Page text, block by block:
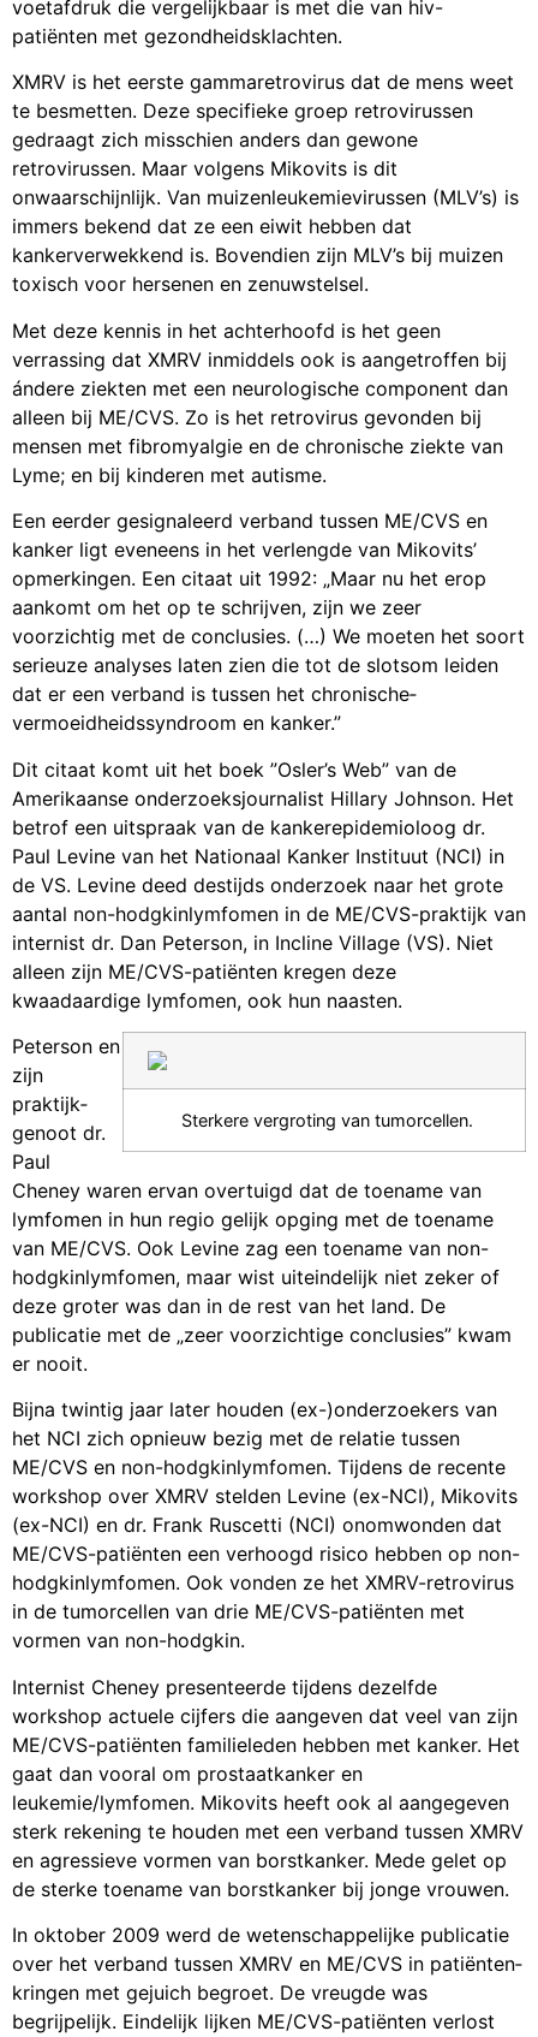
voetafdruk die vergelijkbaar is met die van hiv-
patiënten met gezondheidsklachten.
XMRV is het eerste gamma­retrovirus dat de mens weet
te besmetten. Deze specifieke groep retrovirussen
gedraagt zich misschien anders dan gewone
retrovirussen. Maar volgens Mikovits is dit
onwaarschijnlijk. Van muizenleukemie­virussen (MLV’s) is
immers bekend dat ze een eiwit hebben dat
kankerverwekkend is. Bovendien zijn MLV’s bij muizen
toxisch voor hersenen en zenuwstelsel.
Met deze kennis in het achterhoofd is het geen
verrassing dat XMRV inmiddels ook is aan­getroffen bij
ándere ziekten met een neurologische component dan
alleen bij ME/CVS. Zo is het retrovirus gevonden bij
mensen met fibromyalgie en de chronische ziekte van
Lyme; en bij kinderen met autisme.
Een eerder gesignaleerd verband tussen ME/CVS en
kanker ligt eveneens in het verlengde van Mikovits’
opmerkingen. Een citaat uit 1992: „Maar nu het erop
aankomt om het op te schrijven, zijn we zeer
voorzichtig met de conclusies. (…) We moeten het soort
serieuze analyses laten zien die tot de slotsom leiden
dat er een verband is tussen het chronische­
vermoeidheidssyndroom en kanker.”
Dit citaat komt uit het boek ”Osler’s Web” van de
Amerikaanse onderzoeksjournalist Hillary Johnson. Het
betrof een uitspraak van de kanker­epidemioloog dr.
Paul Levine van het Nationaal Kanker Instituut (NCI) in
de VS. Levine deed destijds onderzoek naar het grote
aantal non-hodgkin­lymfomen in de ME/CVS-praktijk van
internist dr. Dan Peterson, in Incline Village (VS). Niet
alleen zijn ME/CVS-patiënten kregen deze
kwaadaardige lymfomen, ook hun naasten.
Sterkere vergroting van tumorcellen.
Peterson en
zijn
praktijk­
genoot dr.
Paul
Cheney waren ervan overtuigd dat de toename van
lymfomen in hun regio gelijk opging met de toename
van ME/CVS. Ook Levine zag een toename van non-
hodgkin­lymfomen, maar wist uiteinde­lijk niet zeker of
deze groter was dan in de rest van het land. De
publicatie met de „zeer voorzichtige conclusies” kwam
er nooit.
Bijna twintig jaar later houden (ex-)onderzoekers van
het NCI zich opnieuw bezig met de relatie tussen
ME/CVS en non-hodgkinlymfomen. Tijdens de recente
workshop over XMRV stelden Levine (ex-NCI), Mikovits
(ex-NCI) en dr. Frank Ruscetti (NCI) onomwonden dat
ME/CVS-patiënten een verhoogd risico hebben op non-
hodgkin­lymfomen. Ook vonden ze het XMRV-retrovirus
in de tumorcellen van drie ME/CVS-patiënten met
vormen van non-hodgkin.
Internist Cheney presenteerde tijdens dezelfde
workshop actuele cijfers die aangeven dat veel van zijn
ME/CVS-patiënten familieleden hebben met kanker. Het
gaat dan vooral om prostaatkanker en
leukemie/lymfomen. Mikovits heeft ook al aangegeven
sterk rekening te houden met een verband tussen XMRV
en agressieve vormen van borstkanker. Mede gelet op
de sterke toename van borstkanker bij jonge vrouwen.
In oktober 2009 werd de wetenschappelijke publicatie
over het verband tussen XMRV en ME/CVS in patiënten­
kringen met gejuich begroet. De vreugde was
begrijpelijk. Eindelijk lijken ME/CVS-patiënten verlost